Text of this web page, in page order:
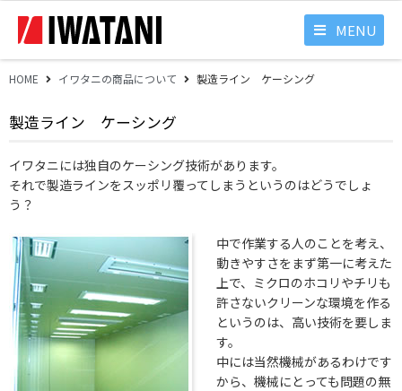
MENU
HOME イワタニの商品について 製造ライン ケーシング
製造ライン ケーシング
イワタニには独自のケーシング技術があります。
それで製造ラインをスッポリ覆ってしまうというのはどうでしょ
う？
中で作業する人のことを考え、
動きやすさをまず第一に考えた
上で、ミクロのホコリやチリも
許さないクリーンな環境を作る
というのは、高い技術を要しま
す。
中には当然機械があるわけです
から、機械にとっても問題の無